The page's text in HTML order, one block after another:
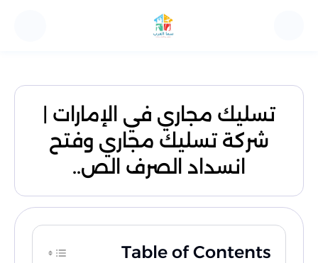
تسليك مجاري في الإمارات |
شركة تسليك مجاري وفتح
انسداد الصرف الص..
Table of Contents